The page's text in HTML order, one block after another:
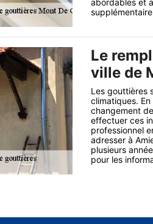
abordables et
Le
ville de
Les gouttières
climatiques.
changement
effectuer ces
professionnel
adresser à
plusieurs
pour les